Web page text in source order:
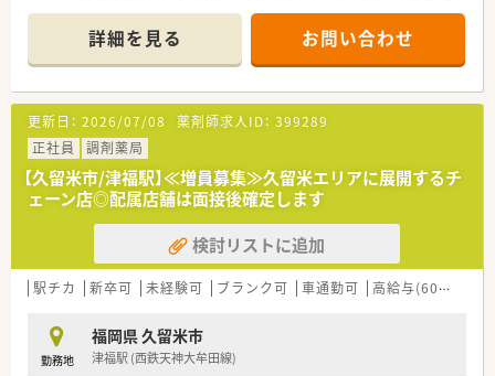
■常勤薬剤師1名と事務員1名体制で、患者様一人ひとりに丁寧
に対応しています。
【募集背景と求める人物像について】
■今回は増員募集のため、新たな仲間を積極的に募集していま
す。
■キャリアアップ志向の高い方や、薬剤師として成長したいとい
う意欲をお持ちの方を求めています。
■新卒や未経験の方も歓迎しており、安心して業務に取り組める
環境です。
【法人特徴について】
■福岡県内に33店舗を展開し、毎年新規出店を続ける成長企業
です。
しています。
■薬剤師の独立支援実績も約20店舗と豊富で、個人のキャリア
を応援しています。
詳細を見る お問い合わせ
更新日： 2026/07/08 薬剤師求人ID： 399289
正社員
調剤薬局
【久留米市/津福駅】≪増員募集≫久留米エリアに展開するチ
ェーン店◎配属店舗は面接後確定します
検討リストに追加
駅チカ 新卒可 未経験可 ブランク可 車通勤可 高給与(600万円以上)
勤務地
福岡県 久留米市
津福駅 (西鉄天神大牟田線)